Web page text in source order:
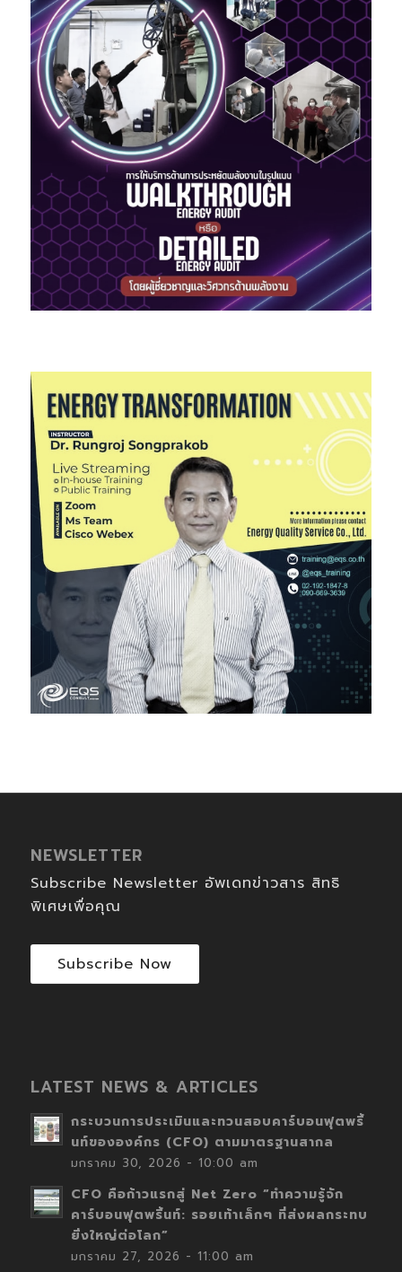
NEWSLETTER
Subscribe Newsletter อัพเดทข่าวสาร สิทธิ
พิเศษเพื่อคุณ
Subscribe Now
LATEST NEWS & ARTICLES
กระบวนการประเมินและทวนสอบคาร์บอนฟุตพริ้
นท์ขององค์กร (CFO) ตามมาตรฐานสากล
มกราคม 30, 2026 - 10:00 am
CFO คือก้าวแรกสู่ Net Zero “ทำความรู้จัก
คาร์บอนฟุตพริ้นท์: รอยเท้าเล็กๆ ที่ส่งผลกระทบ
ยิ่งใหญ่ต่อโลก”
มกราคม 27, 2026 - 11:00 am